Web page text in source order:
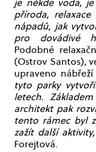
je někde voda,
příroda,
nápadů, jak
pro dovádivé
Podobné
(Ostrov Santos),
upraveno
tyto parky
letech.
architekt pak
tento rámec byl
zažít další
Forejtová.